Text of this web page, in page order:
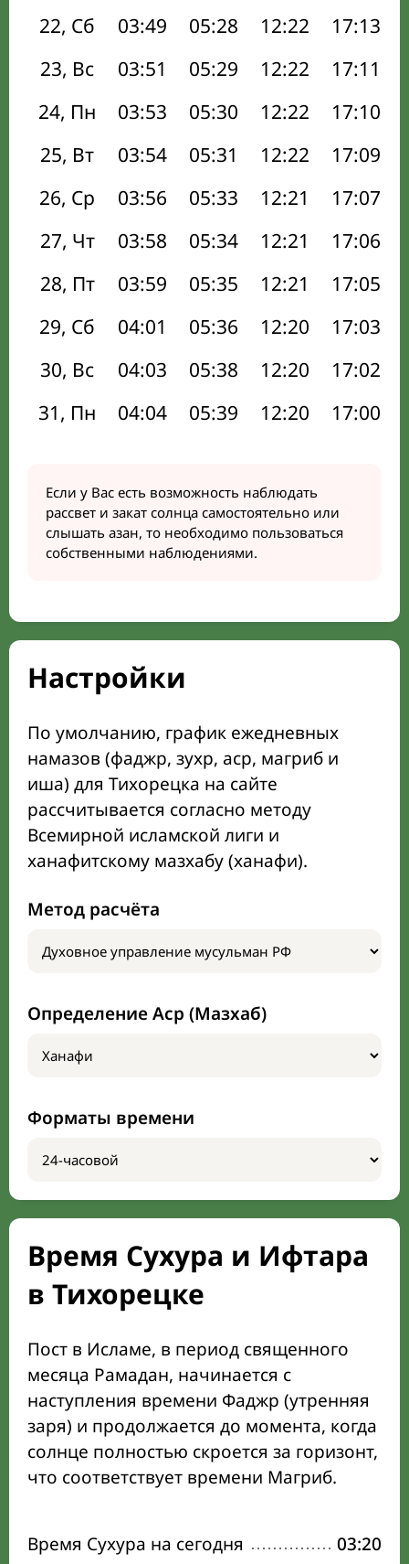
22, Сб
03:49 05:28 12:22 17:13
23, Вс
03:51 05:29 12:22 17:11
24, Пн
03:53 05:30 12:22 17:10
25, Вт
03:54 05:31 12:22 17:09
26, Ср
03:56 05:33 12:21 17:07
27, Чт
03:58 05:34 12:21 17:06
28, Пт
03:59 05:35 12:21 17:05
29, Сб
04:01 05:36 12:20 17:03
30, Вс
04:03 05:38 12:20 17:02
31, Пн
04:04 05:39 12:20 17:00
Если у Вас есть возможность наблюдать
рассвет и закат солнца самостоятельно или
слышать азан, то необходимо пользоваться
собственными наблюдениями.
Настройки
По умолчанию, график ежедневных
намазов (фаджр, зухр, аср, магриб и
иша) для Тихорецка на сайте
рассчитывается согласно методу
Всемирной исламской лиги и
ханафитскому мазхабу (ханафи).
Метод расчёта
Определение Аср (Мазхаб)
Форматы времени
Время Сухура и Ифтара
в Тихорецке
Пост в Исламе, в период священного
месяца Рамадан, начинается с
наступления времени Фаджр (утренняя
заря) и продолжается до момента, когда
солнце полностью скроется за горизонт,
что соответствует времени Магриб.
Время Сухура на сегодня 03:20